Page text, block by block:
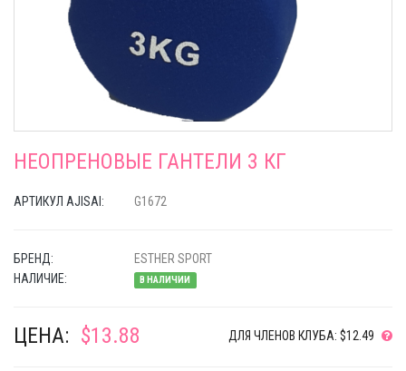
НЕОПРЕНОВЫЕ ГАНТЕЛИ 3 КГ
АРТИКУЛ AJISAI: G1672
БРЕНД:
ESTHER SPORT
НАЛИЧИЕ:
В НАЛИЧИИ
ЦЕНА: $13.88 ДЛЯ ЧЛЕНОВ КЛУБА: $12.49